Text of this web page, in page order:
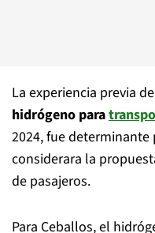
La experiencia previa
hidrógeno para
2024, fue
considerara la
de pasajeros.
Para Ceballos, el